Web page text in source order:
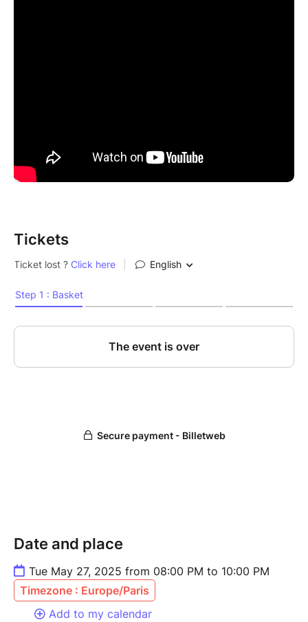
Tickets
Date and place
Tue May 27, 2025 from 08:00 PM to 10:00 PM
Timezone : Europe/Paris
Add to my calendar